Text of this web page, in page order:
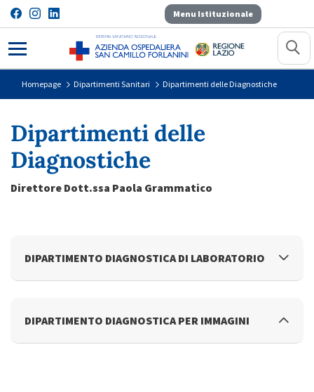
Menu Istituzionale
Dipartimenti delle Diagnostiche
Homepage Dipartimenti Sanitari Dipartimenti delle Diagnostiche
Dipartimenti delle
Diagnostiche
Direttore Dott.ssa Paola Grammatico
DIPARTIMENTO DIAGNOSTICA DI LABORATORIO
DIPARTIMENTO DIAGNOSTICA PER IMMAGINI